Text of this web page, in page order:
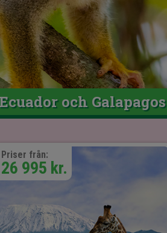
Ecuador och Galapagos
Priser från:
26 995 kr.